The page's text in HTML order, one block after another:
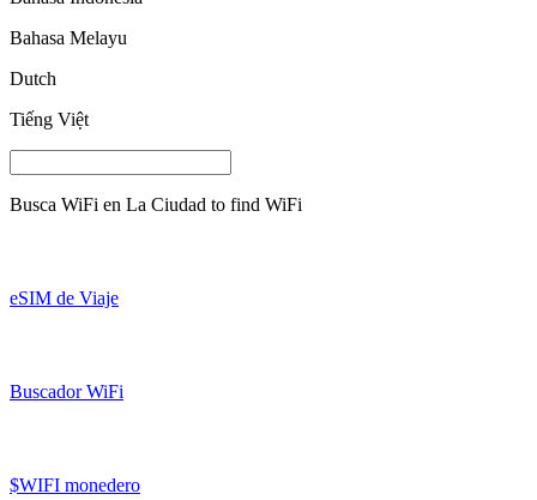
Bahasa Melayu
Dutch
Tiếng Việt
Busca WiFi en La Ciudad to find WiFi
eSIM de Viaje
Buscador WiFi
$WIFI monedero